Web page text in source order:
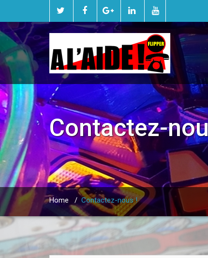
Contactez-
Home / Contactez-nous !